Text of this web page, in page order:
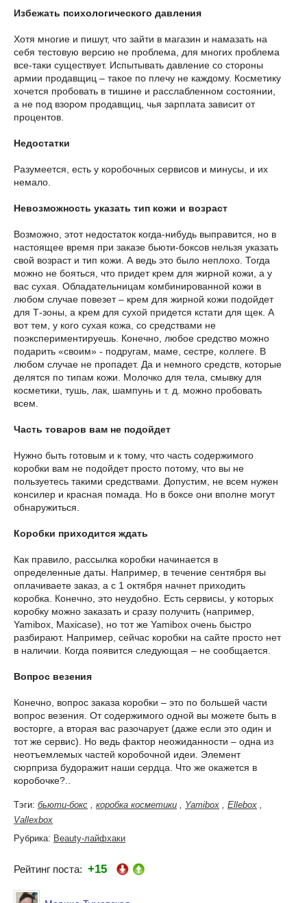
Избежать психологического давления
Хотя многие и пишут, что зайти в магазин и намазать на
себя тестовую версию не проблема, для многих проблема
все-таки существует. Испытывать давление со стороны
армии продавщиц – такое по плечу не каждому. Косметику
хочется пробовать в тишине и расслабленном состоянии,
а не под взором продавщиц, чья зарплата зависит от
процентов.
Недостатки
Разумеется, есть у коробочных сервисов и минусы, и их
немало.
Невозможность указать тип кожи и возраст
Возможно, этот недостаток когда-нибудь выправится, но в
настоящее время при заказе бьюти-боксов нельзя указать
свой возраст и тип кожи. А ведь это было неплохо. Тогда
можно не бояться, что придет крем для жирной кожи, а у
вас сухая. Обладательницам комбинированной кожи в
любом случае повезет – крем для жирной кожи подойдет
для Т-зоны, а крем для сухой придется кстати для щек. А
вот тем, у кого сухая кожа, со средствами не
поэкспериментируешь. Конечно, любое средство можно
подарить «своим» - подругам, маме, сестре, коллеге. В
любом случае не пропадет. Да и немного средств, которые
делятся по типам кожи. Молочко для тела, смывку для
косметики, тушь, лак, шампунь и т. д. можно пробовать
всем.
Часть товаров вам не подойдет
Нужно быть готовым и к тому, что часть содержимого
коробки вам не подойдет просто потому, что вы не
пользуетесь такими средствами. Допустим, не всем нужен
консилер и красная помада. Но в боксе они вполне могут
обнаружиться.
Коробки приходится ждать
Как правило, рассылка коробки начинается в
определенные даты. Например, в течение сентября вы
оплачиваете заказ, а с 1 октября начнет приходить
коробка. Конечно, это неудобно. Есть сервисы, у которых
коробку можно заказать и сразу получить (например,
Yamibox, Maxicase), но тот же Yamibox очень быстро
разбирают. Например, сейчас коробки на сайте просто нет
в наличии. Когда появится следующая – не сообщается.
Вопрос везения
Конечно, вопрос заказа коробки – это по большей части
вопрос везения. От содержимого одной вы можете быть в
восторге, а вторая вас разочарует (даже если это один и
тот же сервис). Но ведь фактор неожиданности – одна из
неотъемлемых частей коробочной идеи. Элемент
сюрприза будоражит наши сердца. Что же окажется в
коробочке?..
Тэги: бьюти-бокс , коробка косметики , Yamibox , Ellebox ,
Vallexbox
Рубрика: Beauty-лайфхаки
Рейтинг поста: +15